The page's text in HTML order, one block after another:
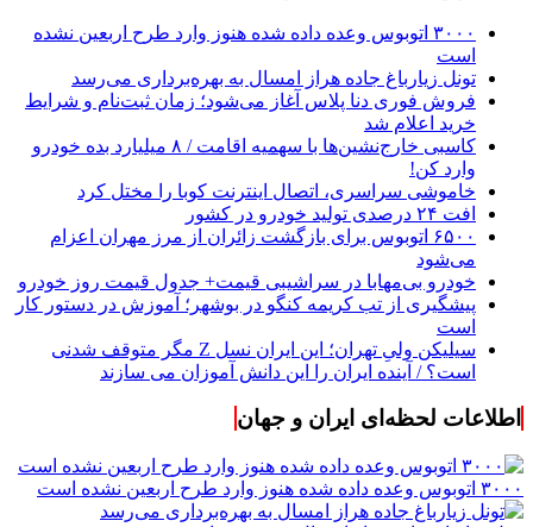
۳۰۰۰ اتوبوس وعده داده شده هنوز وارد طرح اربعین نشده
است
تونل زیارباغ جاده هراز امسال به بهره‌برداری می‌رسد
فروش فوری دنا پلاس آغاز می‌شود؛ زمان ثبت‌نام و شرایط
خرید اعلام شد
کاسبی خارج‌نشین‌ها با سهمیه اقامت / ۸ میلیارد بده خودرو
وارد کن!
خاموشی سراسری، اتصال اینترنت کوبا را مختل کرد
افت ۲۴ درصدی تولید خودرو در کشور
۶۵۰۰ اتوبوس برای بازگشت زائران از مرز مهران اعزام
می‌شود
خودرو بی‌مهابا در سراشیبی قیمت+ جدول قیمت روز خودرو
پیشگیری از تب کریمه کنگو در بوشهر؛ آموزش در دستور کار
است
سیلیکن ولیِ تهران؛ این ایران نسل Z مگر متوقف شدنی
است؟ / آینده ایران را این دانش آموزان می سازند
اطلاعات لحظه‌ای ایران و جهان
۳۰۰۰ اتوبوس وعده داده شده هنوز وارد طرح اربعین نشده است